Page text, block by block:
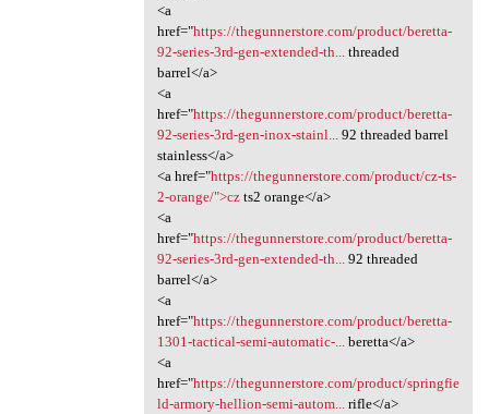
<a
href="https://thegunnerstore.com/product/beretta-
92-series-3rd-gen-extended-th...
threaded
barrel</a>
<a
href="https://thegunnerstore.com/product/beretta-
92-series-3rd-gen-inox-stainl...
92 threaded barrel
stainless</a>
<a href="https://thegunnerstore.com/product/cz-ts-
2-orange/">czts2 orange</a>
<a
href="https://thegunnerstore.com/product/beretta-
92-series-3rd-gen-extended-th...
92 threaded
barrel</a>
<a
href="https://thegunnerstore.com/product/beretta-
1301-tactical-semi-automatic-...
beretta</a>
<a
href="https://thegunnerstore.com/product/springfie
ld-armory-hellion-semi-autom...
rifle</a>